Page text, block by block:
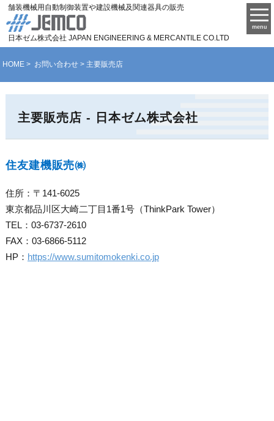
舗装機械用自動制御装置や建設機械及関連器具の販売
日本ゼム株式会社 JAPAN ENGINEERING & MERCANTILE CO.LTD
menu
HOME > お問い合わせ > 主要販売店
主要販売店 - 日本ゼム株式会社
住友建機販売㈱
住所：〒141-6025
東京都品川区大崎二丁目1番1号（ThinkPark Tower）
TEL：03-6737-2610
FAX：03-6866-5112
HP： https://www.sumitomokenki.co.jp